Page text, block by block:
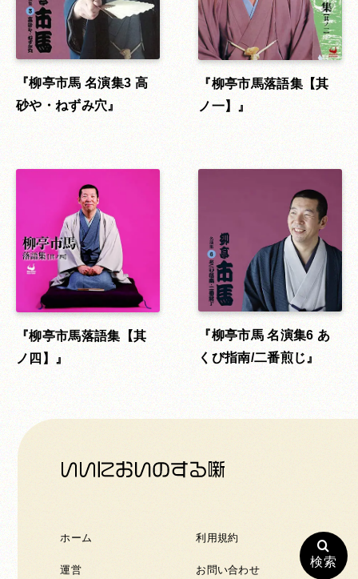
柳亭市馬 名演集3 高
砂や・ねずみ穴
柳亭市馬落語集【其
ノ一】
柳亭市馬落語集【其
ノ四】
柳亭市馬 名演集6 あ
くび指南/二番煎じ
検索
ホーム 利用規約
運営 お問い合わせ